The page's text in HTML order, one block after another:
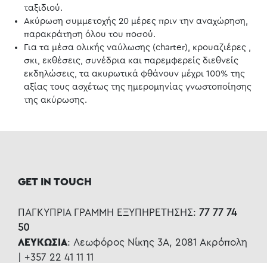
ταξιδιού.
Ακύρωση συμμετοχής 20 μέρες πριν την αναχώρηση,
παρακράτηση όλου του ποσού.
Για τα μέσα ολικής ναύλωσης (charter), κρουαζιέρες ,
σκι, εκθέσεις, συνέδρια και παρεμφερείς διεθνείς
εκδηλώσεις, τα ακυρωτικά φθάνουν μέχρι 100% της
αξίας τους ασχέτως της ημερομηνίας γνωστοποίησης
της ακύρωσης.
GET IN TOUCH
ΠΑΓΚΥΠΡΙΑ ΓΡΑΜΜΗ ΕΞΥΠΗΡΕΤΗΣΗΣ: 77 77 74
50
ΛΕΥΚΩΣΙΑ: Λεωφόρος Νίκης 3Α, 2081 Ακρόπολη
| +357 22 41 11 11